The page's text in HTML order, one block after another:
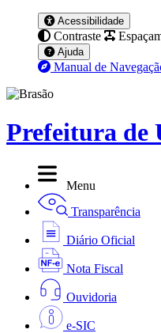
Acessibilidade
Contraste
Ajuda
Manual de
Prefeitura de
Menu
Transparência
Diário Oficial
Nota Fiscal
Ouvidoria
e-SIC